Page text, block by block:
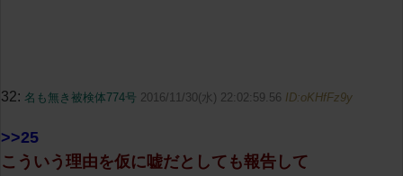
32: 名も無き被検体774号 2016/11/30(水) 22:02:59.56 ID:oKHfFz9y
>>25
こういう理由を仮に嘘だとしても報告して